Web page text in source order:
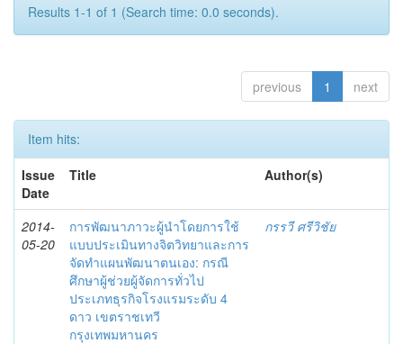
Results 1-1 of 1 (Search time: 0.0 seconds).
previous 1 next
Item hits:
Issue
Date
Title Author(s)
2014-
05-20
การพัฒนาภาวะผู้นำโดยการใช้
แบบประเมินทางจิตวิทยาและการ
จัดทำแผนพัฒนาตนเอง: กรณี
ศึกษาผู้ช่วยผู้จัดการทั่วไป
ประเภทธุรกิจโรงแรมระดับ 4
ดาว เขตราชเทวี
กรุงเทพมหานคร
กรรวี ศรีวิชัย